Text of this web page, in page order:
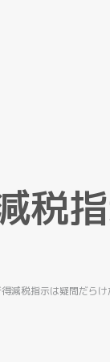
税指
減税指示は疑問だら